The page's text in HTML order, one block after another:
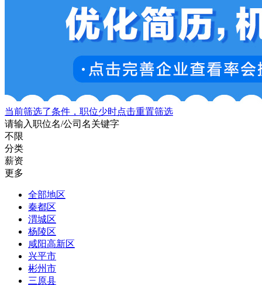
当前筛选了条件，职位少时点击重置筛选
请输入职位名/公司名关键字
不限
分类
薪资
更多
全部地区
秦都区
渭城区
杨陵区
咸阳高新区
兴平市
彬州市
三原县